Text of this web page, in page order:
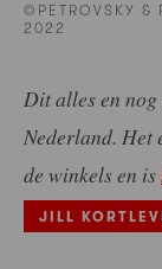
©PETROVSKY &
2022
Dit alles en nog
Nederland. Het
de winkels en is
JILL